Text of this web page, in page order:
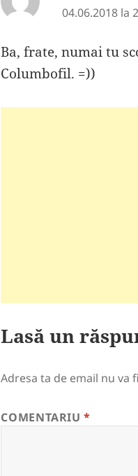
04.06.2018 la
Ba, frate, numai tu
Columbofil. =))
Lasă un
Adresa ta de email nu va
COMENTARIU*